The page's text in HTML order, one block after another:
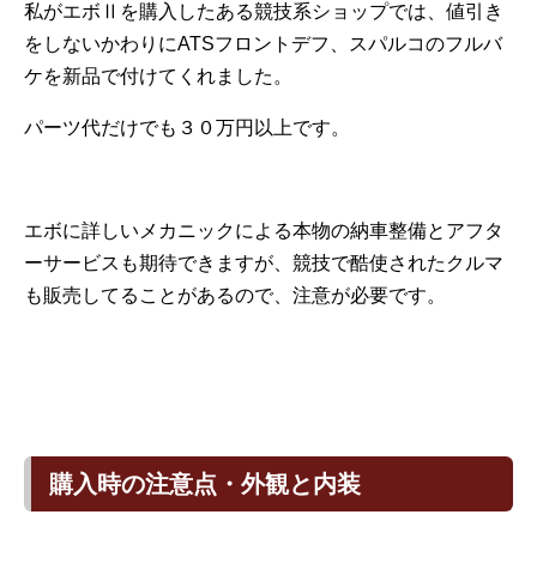
私がエボⅡを購入したある競技系ショップでは、値引き
をしないかわりにATSフロントデフ、スパルコのフルバ
ケを新品で付けてくれました。
パーツ代だけでも３０万円以上です。
エボに詳しいメカニックによる本物の納車整備とアフタ
ーサービスも期待できますが、競技で酷使されたクルマ
も販売してることがあるので、注意が必要です。
購入時の注意点・外観と内装